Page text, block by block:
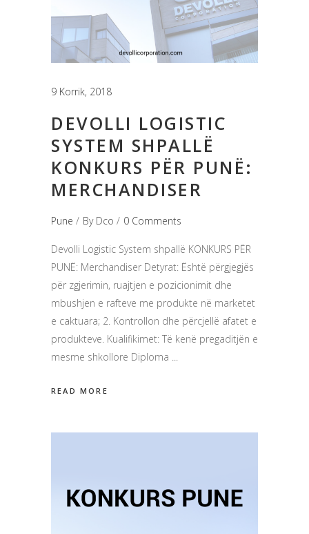
9 Korrik, 2018
DEVOLLI LOGISTIC
SYSTEM SHPALLË
KONKURS PËR PUNË:
MERCHANDISER
Pune By Dco 0 Comments
Devolli Logistic System shpallë KONKURS PËR
PUNË: Merchandiser Detyrat: Është përgjegjës
për zgjerimin, ruajtjen e pozicionimit dhe
mbushjen e rafteve me produkte në marketet
e caktuara; 2. Kontrollon dhe përcjellë afatet e
produkteve. Kualifikimet: Të kenë pregaditjën e
mesme shkollore Diploma
READ MORE